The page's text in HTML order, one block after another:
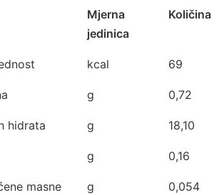
Mjerna
jedinica
Količina
kcal 69
g 0,72
hidrata g 18,10
g 0,16
masne
g 0,054